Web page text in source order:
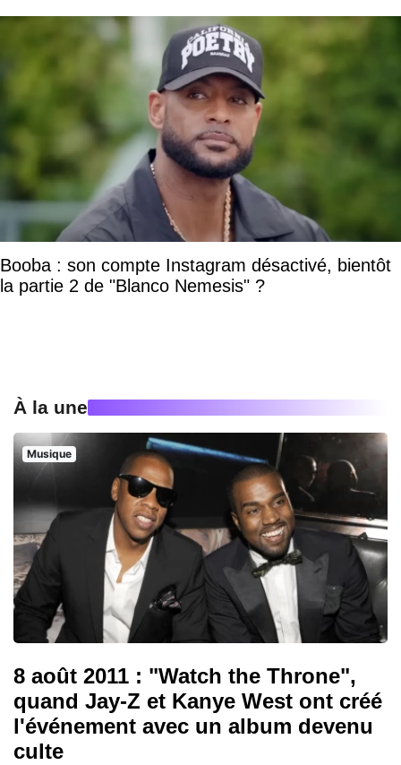
Booba : son compte Instagram désactivé, bientôt
la partie 2 de "Blanco Nemesis" ?
À la une
Musique
8 août 2011 : "Watch the Throne",
quand Jay-Z et Kanye West ont créé
l'événement avec un album devenu
culte